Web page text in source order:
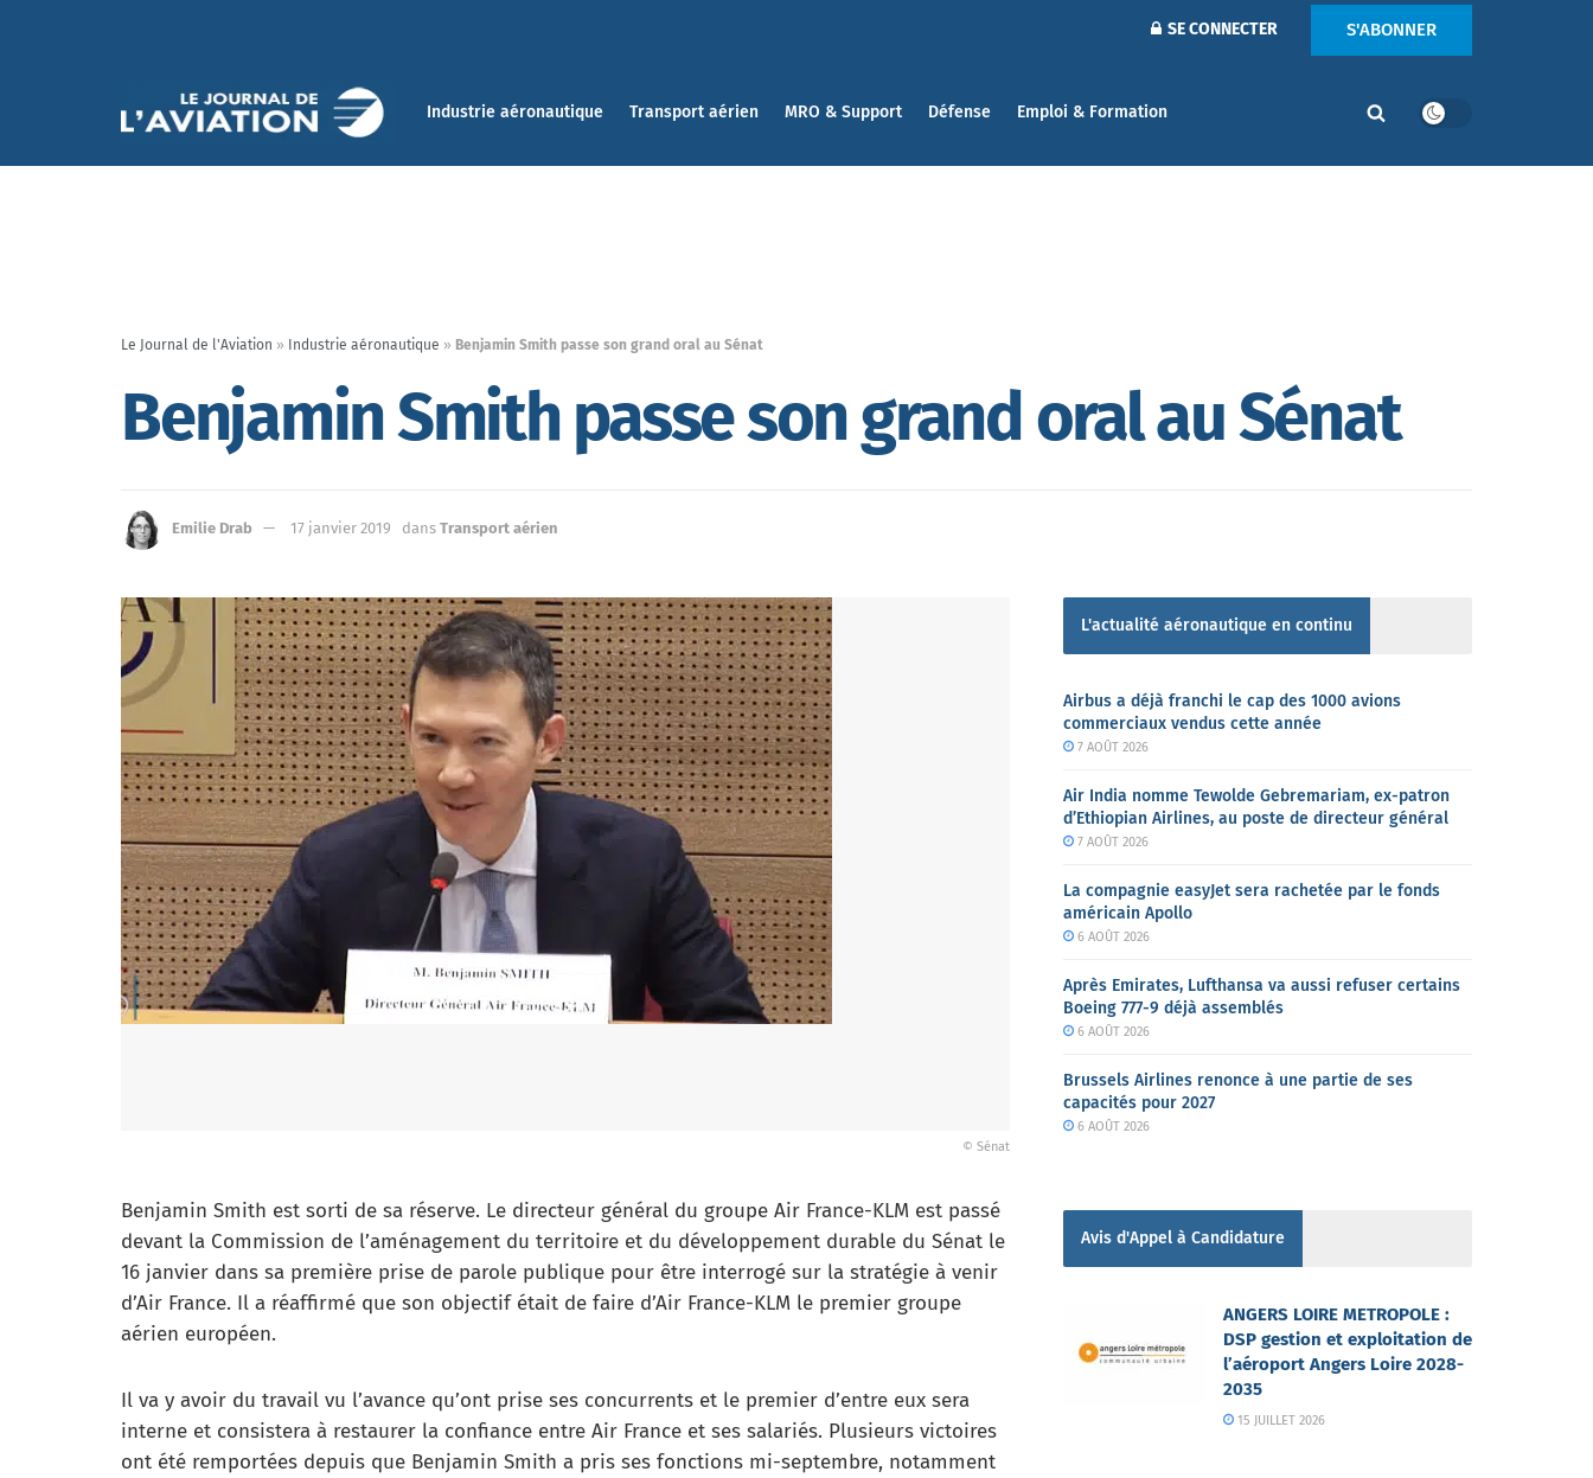
SE CONNECTER S'ABONNER
Industrie aéronautique Transport aérien MRO & Support Défense Emploi & Formation
Le Journal de l'Aviation » Industrie aéronautique » Benjamin Smith passe son grand oral au Sénat
Benjamin Smith passe son grand oral au Sénat
Emilie Drab 17 janvier 2019 dans Transport aérien
© Sénat
Benjamin Smith est sorti de sa réserve. Le directeur général du groupe Air France-KLM est passé
devant la Commission de l’aménagement du territoire et du développement durable du Sénat le
16 janvier dans sa première prise de parole publique pour être interrogé sur la stratégie à venir
d’Air France. Il a réaffirmé que son objectif était de faire d’Air France-KLM le premier groupe
aérien européen.
Il va y avoir du travail vu l’avance qu’ont prise ses concurrents et le premier d’entre eux sera
interne et consistera à restaurer la confiance entre Air France et ses salariés. Plusieurs victoires
ont été remportées depuis que Benjamin Smith a pris ses fonctions mi-septembre, notamment
L'actualité aéronautique en continu
Airbus a déjà franchi le cap des 1000 avions
commerciaux vendus cette année
7 AOÛT 2026
Air India nomme Tewolde Gebremariam, ex-patron
d’Ethiopian Airlines, au poste de directeur général
7 AOÛT 2026
La compagnie easyJet sera rachetée par le fonds
américain Apollo
6 AOÛT 2026
Après Emirates, Lufthansa va aussi refuser certains
Boeing 777-9 déjà assemblés
6 AOÛT 2026
Brussels Airlines renonce à une partie de ses
capacités pour 2027
6 AOÛT 2026
Avis d'Appel à Candidature
ANGERS LOIRE METROPOLE :
DSP gestion et exploitation de
l’aéroport Angers Loire 2028-
2035
15 JUILLET 2026